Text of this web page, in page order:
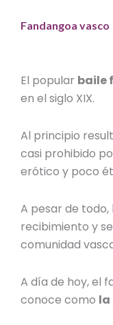
Fandangoa vasco
El popular baile
en el siglo XIX.
Al principio
casi prohibido
erótico y poco
A pesar de
recibimiento y
comunidad
A día de hoy, el
conoce como la